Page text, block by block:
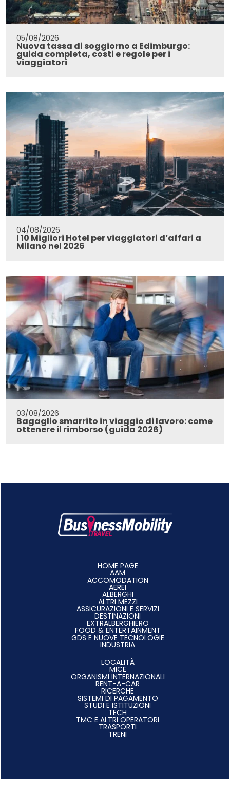
05/08/2026
Nuova tassa di soggiorno a Edimburgo:
guida completa, costi e regole per i
viaggiatori
04/08/2026
I 10 Migliori Hotel per viaggiatori d’affari a
Milano nel 2026
03/08/2026
Bagaglio smarrito in viaggio di lavoro: come
ottenere il rimborso (guida 2026)
HOME PAGE
AAM
ACCOMODATION
AEREI
ALBERGHI
ALTRI MEZZI
ASSICURAZIONI E SERVIZI
DESTINAZIONI
EXTRALBERGHIERO
FOOD & ENTERTAINMENT
GDS E NUOVE TECNOLOGIE
INDUSTRIA
LOCALITÀ
MICE
ORGANISMI INTERNAZIONALI
RENT-A-CAR
RICERCHE
SISTEMI DI PAGAMENTO
STUDI E ISTITUZIONI
TECH
TMC E ALTRI OPERATORI
TRASPORTI
TRENI